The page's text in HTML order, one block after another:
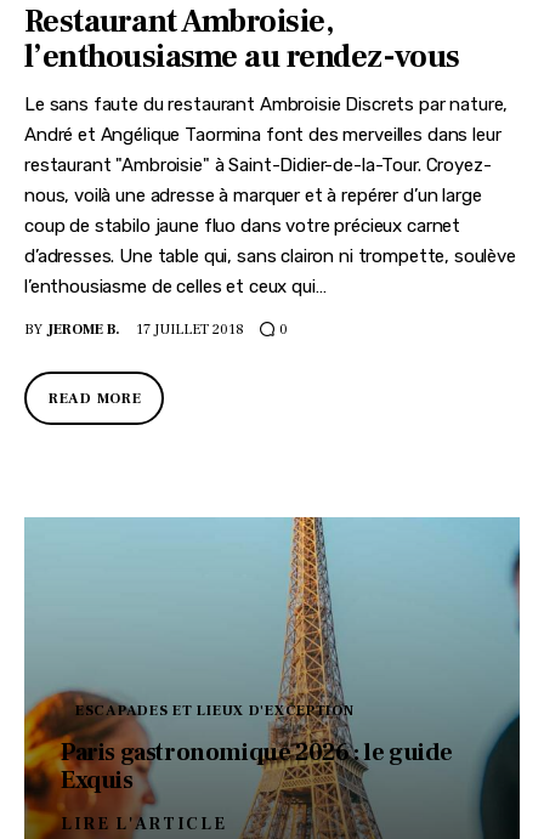
Restaurant Ambroisie,
l’enthousiasme au rendez-vous
Le sans faute du restaurant Ambroisie Discrets par nature,
André et Angélique Taormina font des merveilles dans leur
restaurant "Ambroisie" à Saint-Didier-de-la-Tour. Croyez-
nous, voilà une adresse à marquer et à repérer d’un large
coup de stabilo jaune fluo dans votre précieux carnet
d’adresses. Une table qui, sans clairon ni trompette, soulève
l’enthousiasme de celles et ceux qui…
BY JEROME B. 17 JUILLET 2018 0
READ MORE
ESCAPADES ET LIEUX D'EXCEPTION
Paris gastronomique 2026 : le guide
Exquis
LIRE L'ARTICLE